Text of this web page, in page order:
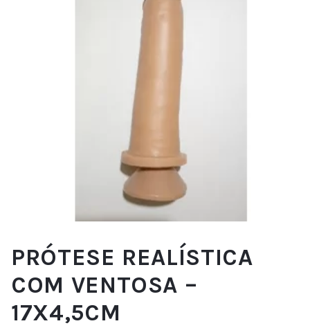
PRÓTESE REALÍSTICA
COM VENTOSA –
17X4,5CM